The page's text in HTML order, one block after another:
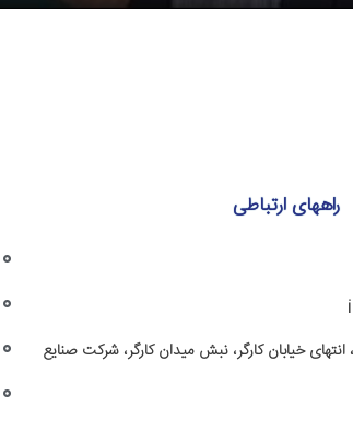
راههای ارتباطی
مشهد، بلوار توس، توس ۱۰، انتهای خیابان کارگر، نبش میدان کارگر، شرکت صنایع